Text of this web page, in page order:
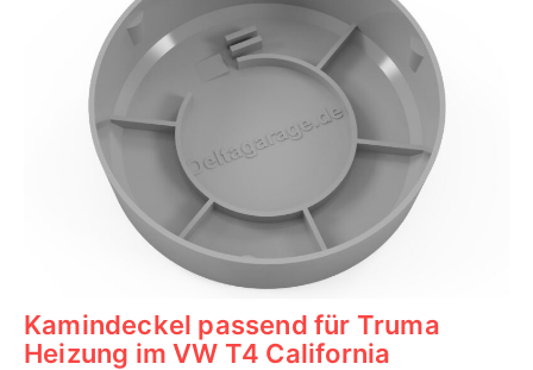
Kamindeckel passend für Truma
Heizung im VW T4 California